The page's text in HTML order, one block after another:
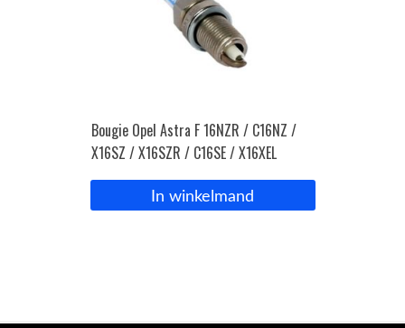
Bougie Opel Astra F 16NZR / C16NZ /
X16SZ / X16SZR / C16SE / X16XEL
In winkelmand